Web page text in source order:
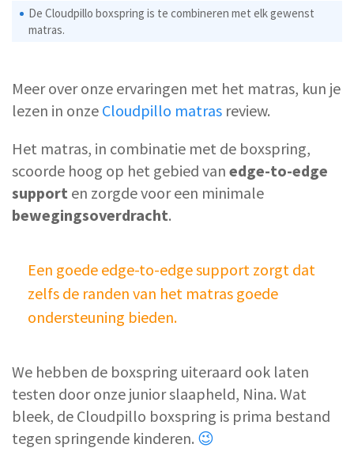
De Cloudpillo boxspring is te combineren met elk gewenst
matras.
Meer over onze ervaringen met het matras, kun je
lezen in onze Cloudpillo matras review.
Het matras, in combinatie met de boxspring,
scoorde hoog op het gebied van edge-to-edge
support en zorgde voor een minimale
bewegingsoverdracht.
Een goede edge-to-edge support zorgt dat
zelfs de randen van het matras goede
ondersteuning bieden.
We hebben de boxspring uiteraard ook laten
testen door onze junior slaapheld, Nina. Wat
bleek, de Cloudpillo boxspring is prima bestand
tegen springende kinderen. 😉